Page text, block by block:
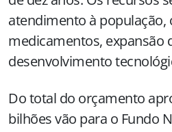
atendimento à população,
medicamentos, expansão
desenvolvimento
Do total do orçamento
bilhões vão para o Fundo